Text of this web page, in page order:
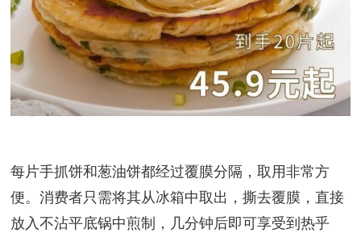
每片手抓饼和葱油饼都经过覆膜分隔，取用非常方
便。消费者只需将其从冰箱中取出，撕去覆膜，直接
放入不沾平底锅中煎制，几分钟后即可享受到热乎